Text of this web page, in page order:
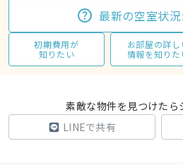
最新の空室状
初期費用が
知りたい
お部屋の詳し
情報を知りた
素敵な物件を見つけたら
LINEで共有